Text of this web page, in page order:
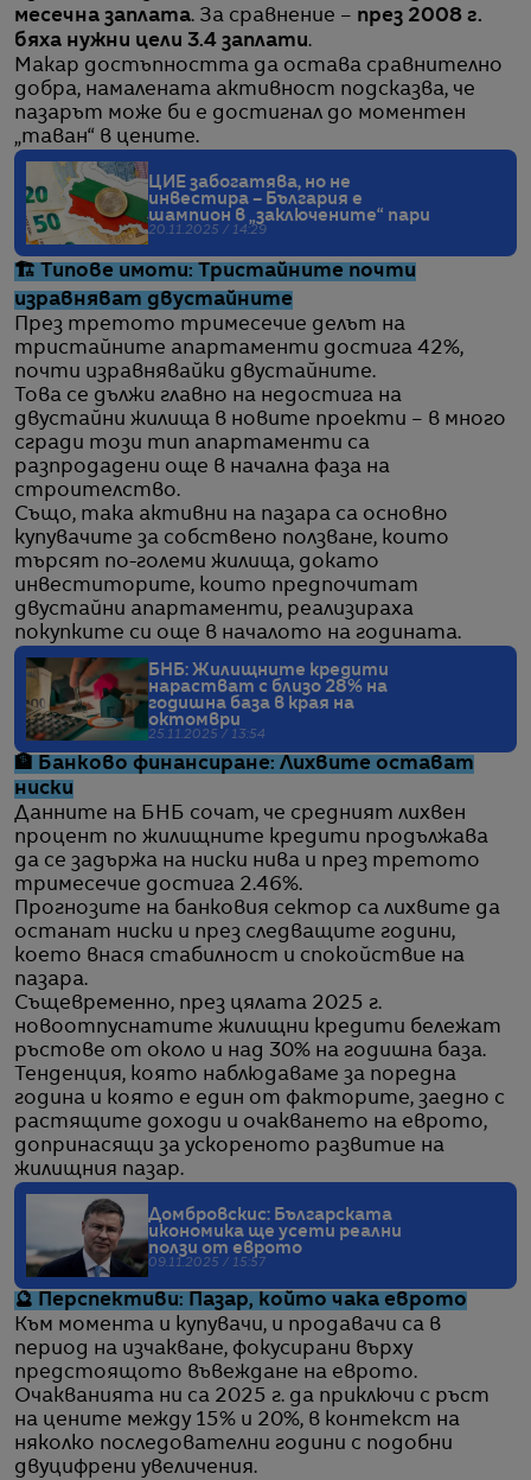
месечна заплата. За сравнение – през 2008 г.
бяха нужни цели 3.4 заплати.
Макар достъпността да остава сравнително
добра, намалената активност подсказва, че
пазарът може би е достигнал до моментен
„таван“ в цените.
ЦИЕ забогатява, но не
инвестира – България е
шампион в „заключените“ пари
20.11.2025 / 14:29
🏗️ Типове имоти: Тристайните почти
изравняват двустайните
През третото тримесечие делът на
тристайните апартаменти достига 42%,
почти изравнявайки двустайните.
Това се дължи главно на недостига на
двустайни жилища в новите проекти – в много
сгради този тип апартаменти са
разпродадени още в начална фаза на
строителство.
Също, така активни на пазара са основно
купувачите за собствено ползване, които
търсят по-големи жилища, докато
инвеститорите, които предпочитат
двустайни апартаменти, реализираха
покупките си още в началото на годината.
БНБ: Жилищните кредити
нарастват с близо 28% на
годишна база в края на
октомври
25.11.2025 / 13:54
🏦 Банково финансиране: Лихвите остават
ниски
Данните на БНБ сочат, че средният лихвен
процент по жилищните кредити продължава
да се задържа на ниски нива и през третото
тримесечие достига 2.46%.
Прогнозите на банковия сектор са лихвите да
останат ниски и през следващите години,
което внася стабилност и спокойствие на
пазара.
Същевременно, през цялата 2025 г.
новоотпуснатите жилищни кредити бележат
ръстове от около и над 30% на годишна база.
Тенденция, която наблюдаваме за поредна
година и която е един от факторите, заедно с
растящите доходи и очакването на еврото,
допринасящи за ускореното развитие на
жилищния пазар.
Домбровскис: Българската
икономика ще усети реални
ползи от еврото
09.11.2025 / 15:57
🔮 Перспективи: Пазар, който чака еврото
Към момента и купувачи, и продавачи са в
период на изчакване, фокусирани върху
предстоящото въвеждане на еврото.
Очакванията ни са 2025 г. да приключи с ръст
на цените между 15% и 20%, в контекст на
няколко последователни години с подобни
двуцифрени увеличения.